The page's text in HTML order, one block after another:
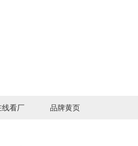
线看厂 品牌黄页